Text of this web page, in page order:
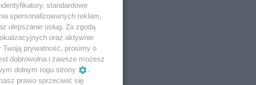
standardowe
spersonalizowanych reklam,
ulepszanie usług. Za zgodą
oraz aktywnie
prywatność, prosimy o
dobrowolna i zawsze możesz
dolnym rogu strony
.
prawo sprzeciwić się